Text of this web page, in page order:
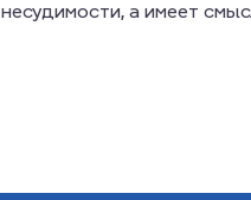
несудимости, а имеет